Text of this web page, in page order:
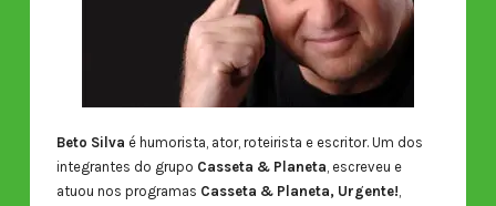
Beto Silva é humorista, ator, roteirista e escritor. Um dos
integrantes do grupo Casseta & Planeta, escreveu e
atuou nos programas Casseta & Planeta, Urgente!,